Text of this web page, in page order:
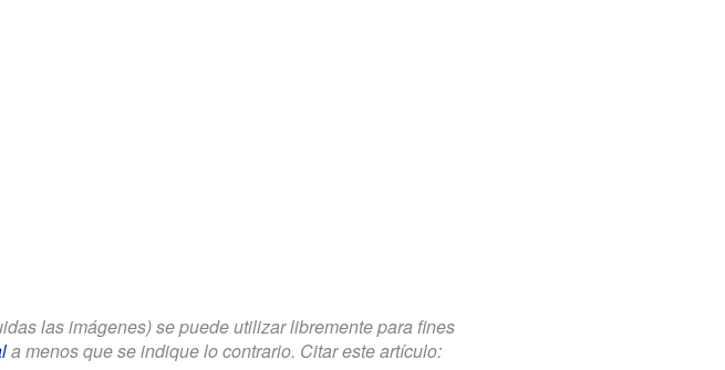
las imágenes) se puede utilizar libremente para fines
a menos que se indique lo contrario. Citar este artículo: